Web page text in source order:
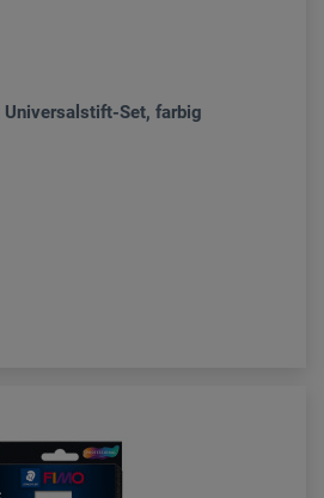
Universalstift-Set, farbig